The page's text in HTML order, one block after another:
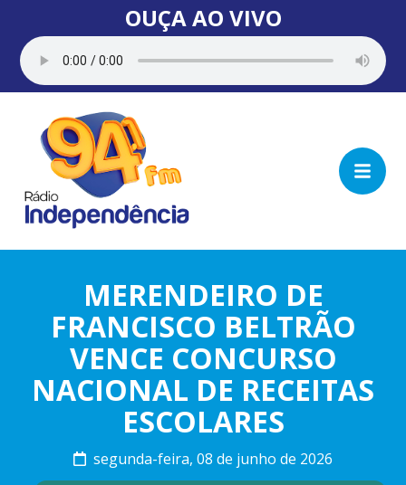
OUÇA AO VIVO
MERENDEIRO DE
FRANCISCO BELTRÃO
VENCE CONCURSO
NACIONAL DE RECEITAS
ESCOLARES
segunda-feira, 08 de junho de 2026